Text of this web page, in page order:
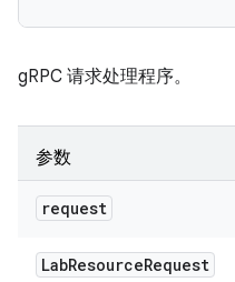
gRPC 请求处理程序。
参数
request
LabResourceRequest